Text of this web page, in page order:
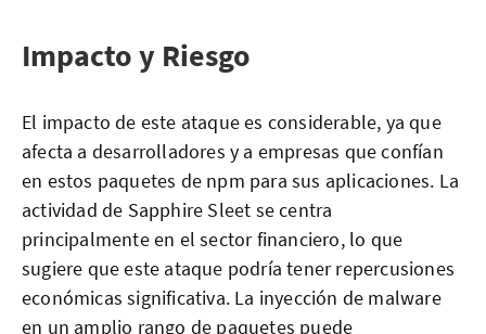
Impacto y Riesgo
El impacto de este ataque es considerable, ya que
afecta a desarrolladores y a empresas que confían
en estos paquetes de npm para sus aplicaciones. La
actividad de Sapphire Sleet se centra
principalmente en el sector financiero, lo que
sugiere que este ataque podría tener repercusiones
económicas significativa. La inyección de malware
en un amplio rango de paquetes puede